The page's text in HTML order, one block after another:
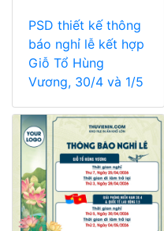
PSD thiết kế thông
báo nghỉ lễ kết hợp
Giỗ Tổ Hùng
Vương, 30/4 và 1/5